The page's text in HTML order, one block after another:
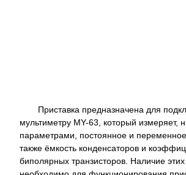
Приставка предназначена для
мультиметру MY-63, который измеряет,
параметрами, постоянное и
также ёмкость конденсаторов и
биполярных транзисторов. Наличие